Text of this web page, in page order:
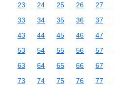
23
24 25 26 27
33
34 35 36 37
43
44 45 46 47
53
54 55 56 57
63
64 65 66 67
73
74 75 76 77